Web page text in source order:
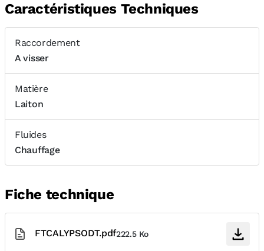
Caractéristiques Techniques
Raccordement
A visser
Matière
Laiton
Fluides
Chauffage
Fiche technique
FTCALYPSODT.pdf222.5 Ko